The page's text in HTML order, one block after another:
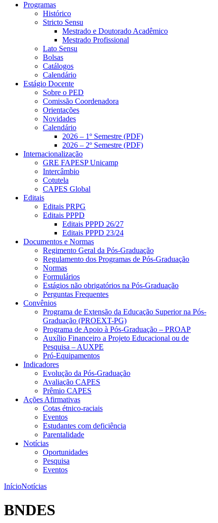
Programas
Histórico
Stricto Sensu
Mestrado e Doutorado Acadêmico
Mestrado Profissional
Lato Sensu
Bolsas
Catálogos
Calendário
Estágio Docente
Sobre o PED
Comissão Coordenadora
Orientações
Novidades
Calendário
2026 – 1º Semestre (PDF)
2026 – 2º Semestre (PDF)
Internacionalização
GRE FAPESP Unicamp
Intercâmbio
Cotutela
CAPES Global
Editais
Editais PRPG
Editais PPPD
Editais PPPD 26/27
Editais PPPD 23/24
Documentos e Normas
Regimento Geral da Pós-Graduação
Regulamento dos Programas de Pós-Graduação
Normas
Formulários
Estágios não obrigatórios na Pós-Graduação
Perguntas Frequentes
Convênios
Programa de Extensão da Educação Superior na Pós-
Graduação (PROEXT-PG)
Programa de Apoio à Pós-Graduação – PROAP
Auxílio Financeiro a Projeto Educacional ou de
Pesquisa – AUXPE
Pró-Equipamentos
Indicadores
Evolução da Pós-Graduação
Avaliação CAPES
Prêmio CAPES
Ações Afirmativas
Cotas étnico-raciais
Eventos
Estudantes com deficiência
Parentalidade
Notícias
Oportunidades
Pesquisa
Eventos
InícioNotícias
BNDES